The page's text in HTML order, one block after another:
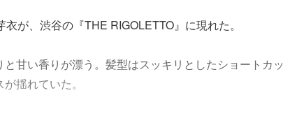
が、渋谷の『THE RIGOLETTO』に現れた。
甘い香りが漂う。髪型はスッキリとしたショートカッ
揺れていた。